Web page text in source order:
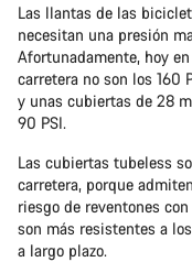
Las llantas de las
necesitan una presión
Afortunadamente, hoy
carretera no son los 160
y unas cubiertas de 28
90 PSI.
Las cubiertas tubeless
carretera, porque
riesgo de reventones
son más resistentes a
a largo plazo.